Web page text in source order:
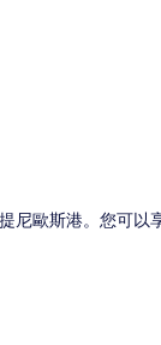
歐斯港。您可以